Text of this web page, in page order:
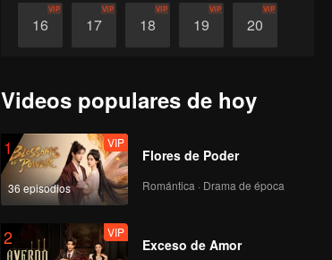
16
VIP
17
VIP
18
VIP
19
VIP
20
VIP
Videos populares de hoy
1
36 episodios
VIP
Flores de Poder
Romántica · Drama de época
2 VIP
Exceso de Amor